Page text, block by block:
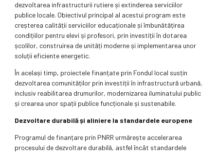
dezvoltarea infrastructurii rutiere și extinderea serviciilor
publice locale. Obiectivul principal al acestui program este
creșterea calității serviciilor educaționale și îmbunătățirea
condițiilor pentru elevi și profesori, prin investiții în dotarea
școlilor, construirea de unități moderne și implementarea unor
soluții eficiente energetic.
În același timp, proiectele finanțate prin Fondul local susțin
dezvoltarea comunităților prin investiții în infrastructură urbană,
inclusiv reabilitarea drumurilor, modernizarea iluminatului public
și crearea unor spații publice funcționale și sustenabile.
Dezvoltare durabilă și aliniere la standardele europene
Programul de finanțare prin PNRR urmărește accelerarea
procesului de dezvoltare durabilă, astfel încât standardele